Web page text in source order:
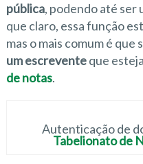
pública, podendo até ser
que claro, essa função
mas o mais comum é que
um escreventeque
de notas.
Autenticação de
Tabelionato de